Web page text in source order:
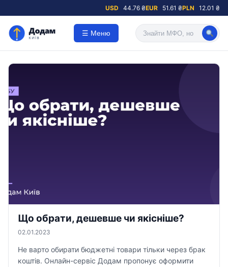
USD 44.76 ₴EUR 51.61 ₴PLN 12.01 ₴
☰ Меню
Що обрати, дешевше чи якісніше?
02.01.2023
Не варто обирати бюджетні товари тільки через брак
коштів. Онлайн-сервіс Додам пропонує оформити